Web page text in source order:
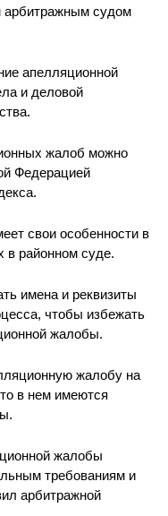
арбитражным судом
апелляционной
и деловой
жалоб можно
Федерацией
свои особенности в
в районном суде.
имена и реквизиты
чтобы избежать
жалобы.
жалобу на
в нем имеются
жалобы
требованиям и
арбитражной